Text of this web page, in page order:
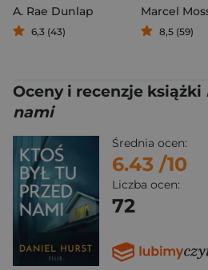
A. Rae Dunlap
6,3 (43)
Marcel
8,5 (59)
Oceny i recenzje książki
nami
Średnia ocen:
6.43 /10
Liczba ocen:
72